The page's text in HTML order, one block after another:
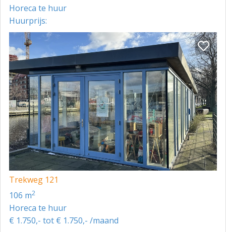
Horeca te huur
Huurprijs:
Trekweg 121
106 m2
Horeca te huur
€ 1.750,- tot € 1.750,- /maand